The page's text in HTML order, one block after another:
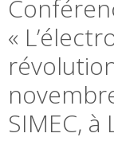
«
SIMEC, à